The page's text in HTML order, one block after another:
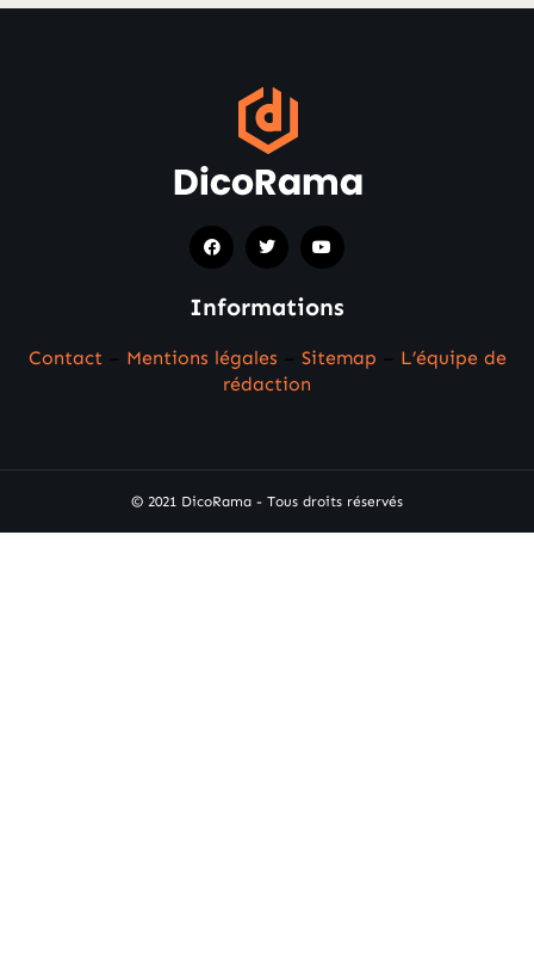
Informations
Contact Mentions légales Sitemap
L’équipe de
rédaction
© 2021 DicoRama - Tous droits réservés